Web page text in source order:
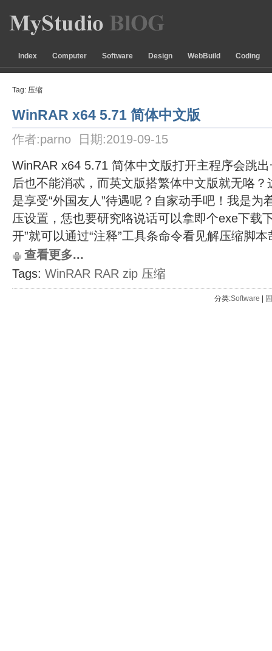
Index Computer Software Design WebBuild Coding
Tag: 压缩
WinRAR x64 5.71 简体中文版
作者:parno 日期:2019-09-15
WinRAR x64 5.71 简体中文版打开主程序会跳
后也不能消忒，而英文版搭繁体中文版就无咯
是享受“外国友人”待遇呢？自家动手吧！我是为
压设置，恁也要研究咯说话可以拿即个exe下载
开”就可以通过“注释”工具条命令看见解压缩脚本
查看更多...
Tags: WinRAR RAR zip 压缩
分类:Software